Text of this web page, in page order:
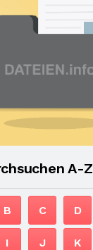
A-Z
B C D
I J K